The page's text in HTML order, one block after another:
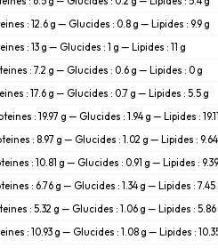
: 12.6 g — Glucides : 0.8 g — Lipides : 9.9 g
: 13 g — Glucides : 1 g — Lipides : 11 g
: 7.2 g — Glucides : 0.6 g — Lipides : 0 g
: 17.6 g — Glucides : 0.7 g — Lipides : 5.5 g
: 19.97 g — Glucides : 1.94 g — Lipides :
: 8.97 g — Glucides : 1.02 g — Lipides :
: 10.81 g — Glucides : 0.91 g — Lipides :
: 6.76 g — Glucides : 1.34 g — Lipides : 7.45
: 5.32 g — Glucides : 1.06 g — Lipides : 5.86
: 10.93 g — Glucides : 1.08 g — Lipides :